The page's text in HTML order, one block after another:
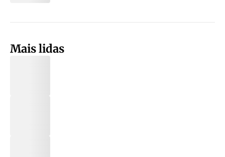
Mais lidas